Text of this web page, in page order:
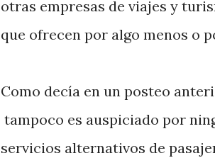
otras empresas de viajes y
que ofrecen por algo menos o
Como decía en un posteo
tampoco es auspiciado por
servicios alternativos de